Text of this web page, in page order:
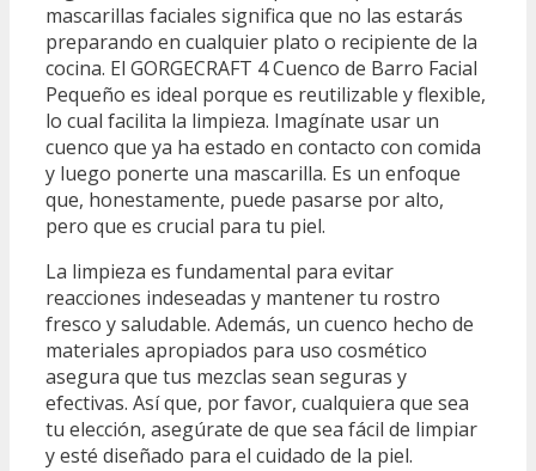
mascarillas faciales significa que no las estarás
preparando en cualquier plato o recipiente de la
cocina. El GORGECRAFT 4 Cuenco de Barro Facial
Pequeño es ideal porque es reutilizable y flexible,
lo cual facilita la limpieza. Imagínate usar un
cuenco que ya ha estado en contacto con comida
y luego ponerte una mascarilla. Es un enfoque
que, honestamente, puede pasarse por alto,
pero que es crucial para tu piel.
La limpieza es fundamental para evitar
reacciones indeseadas y mantener tu rostro
fresco y saludable. Además, un cuenco hecho de
materiales apropiados para uso cosmético
asegura que tus mezclas sean seguras y
efectivas. Así que, por favor, cualquiera que sea
tu elección, asegúrate de que sea fácil de limpiar
y esté diseñado para el cuidado de la piel.